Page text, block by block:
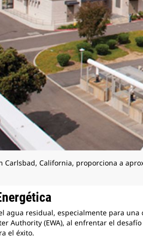
Carlsbad, California, proporciona a
agua residual, especialmente para
Authority (EWA), al enfrentar el
el éxito.